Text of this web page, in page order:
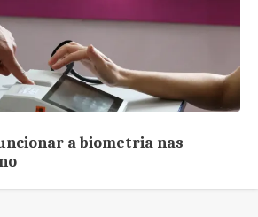
a biometria nas